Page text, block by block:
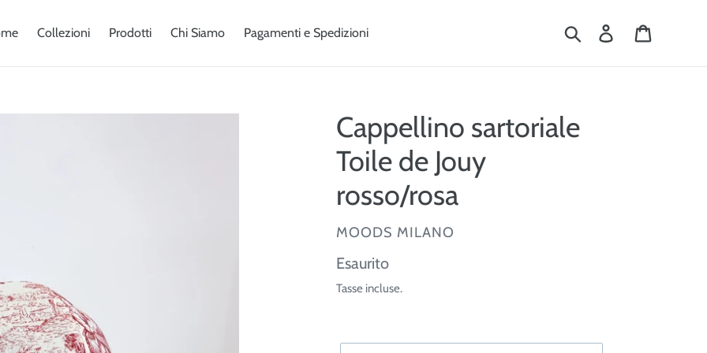
Collezioni Prodotti Chi Siamo Pagamenti e Spedizioni Cerca Accedi
Cappellino sartoriale
Toile de Jouy
rosso/rosa
VENDITORE
MOODS MILANO
Prezzo
di
Esaurito
Tasse incluse.